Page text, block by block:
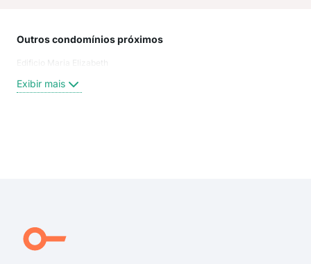
Outros condomínios próximos
Edificio Maria Elizabeth
Exibir mais